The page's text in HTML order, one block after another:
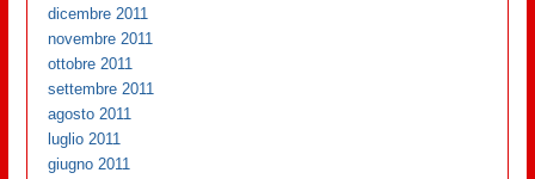
dicembre 2011
novembre 2011
ottobre 2011
settembre 2011
agosto 2011
luglio 2011
giugno 2011